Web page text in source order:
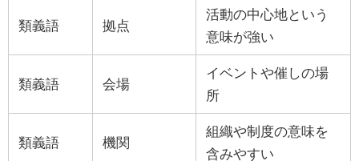
類義語 拠点
活動の中心地という
意味が強い
類義語 会場
イベントや催しの場
所
類義語 機関
組織や制度の意味を
含みやすい